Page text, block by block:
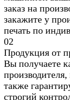
заказ на
закажите у
печать по
02
Продукция от
Вы получаете
также
строгий